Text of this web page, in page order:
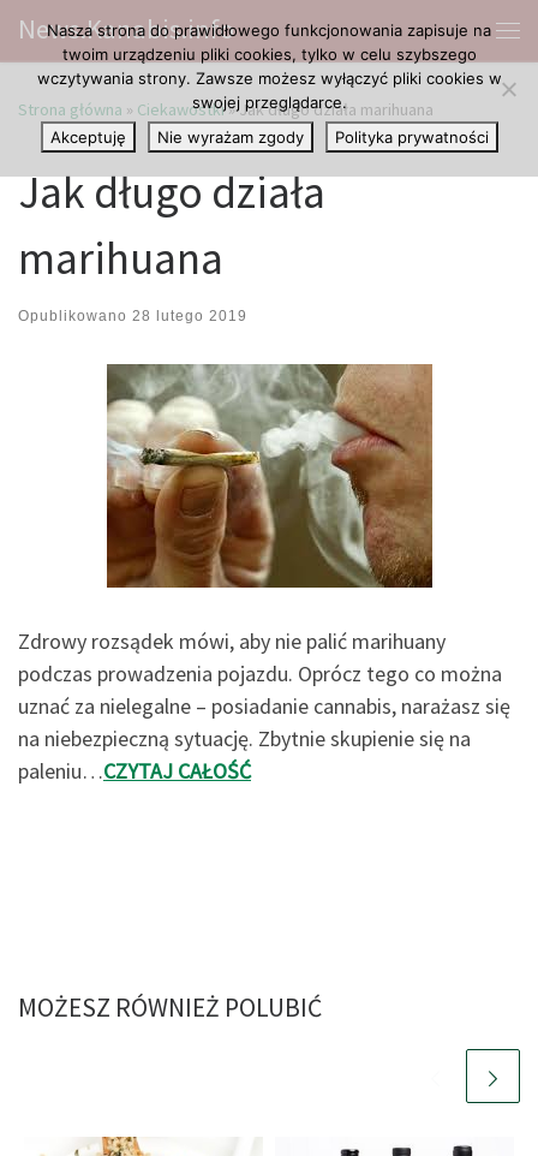
Przejdź do treści
News.Kanabis.info
Strona główna » Ciekawostki» Jak długo działa marihuana
Jak długo działa
marihuana
Opublikowano 28 lutego 2019
Zdrowy rozsądek mówi, aby nie palić marihuany
podczas prowadzenia pojazdu. Oprócz tego co można
uznać za nielegalne – posiadanie cannabis, narażasz się
na niebezpieczną sytuację. Zbytnie skupienie się na
paleniu…CZYTAJ CAŁOŚĆ
MOŻESZ RÓWNIEŻ POLUBIĆ
Nasza strona do prawidłowego funkcjonowania zapisuje na
twoim urządzeniu pliki cookies, tylko w celu szybszego
wczytywania strony. Zawsze możesz wyłączyć pliki cookies w
swojej przeglądarce.
Akceptuję
Nie wyrażam zgody Polityka prywatności